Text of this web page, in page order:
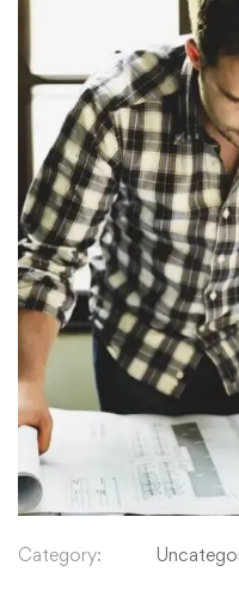
The
SQL
$39.00
QUANTITY
Añadir
Category: